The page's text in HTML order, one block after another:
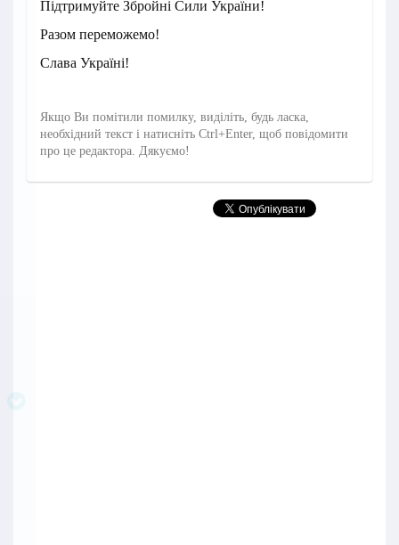
Підтримуйте Збройні Сили України!
Разом переможемо!
Слава Україні!
Якщо Ви помітили помилку, виділіть, будь ласка,
необхідний текст і натисніть Ctrl+Enter, щоб повідомити
про це редактора. Дякуємо!